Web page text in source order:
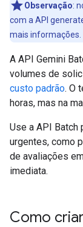
Observação:
com a API
mais informações.
A API Gemini
volumes de
custo padrão. O
horas, mas na
Use a API Batch
urgentes, como
de avaliações
imediata.
Como